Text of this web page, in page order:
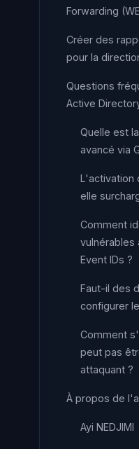
Forwarding
Créer des
pour la
Questions
Active
Quelle est
avancé via
L'activation
elle
Comment
vulnérables
Event IDs ?
Faut-il des
configurer
Comment
peut pas
attaquant ?
À propos de
Ayi NEDJIMI